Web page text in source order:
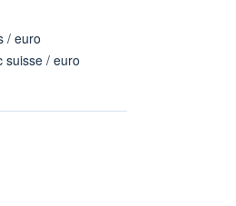
/ euro
suisse / euro